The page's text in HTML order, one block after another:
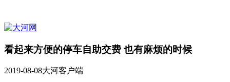
看起来方便的停车自助交费 也有麻烦的时候
2019-08-08大河客户端